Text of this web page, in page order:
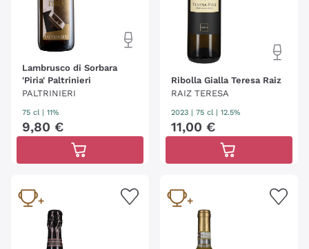
Lambrusco di Sorbara
'Piria' Paltrinieri
PALTRINIERI
75 cl | 11%
9,80 €
Ribolla Gialla Teresa Raiz
RAIZ TERESA
2023 | 75 cl | 12.5%
11,00 €